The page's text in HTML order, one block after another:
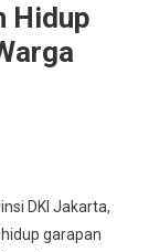
Hidup
DKI Jakarta,
garapan